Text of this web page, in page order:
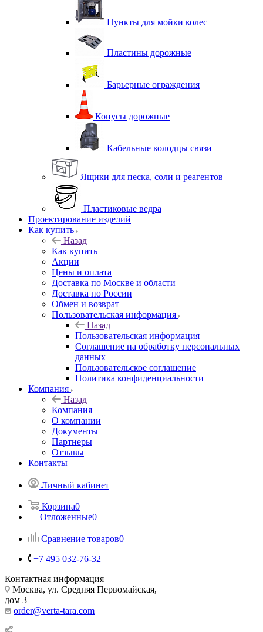
Пункты для мойки колес
Пластины дорожные
Барьерные ограждения
Конусы дорожные
Кабельные колодцы связи
Ящики для песка, соли и реагентов
Пластиковые ведра
Проектирование изделий
Как купить
Назад
Как купить
Акции
Цены и оплата
Доставка по Москве и области
Доставка по России
Обмен и возврат
Пользовательская информация
Назад
Пользовательская информация
Соглашение на обработку персональных
данных
Пользовательское соглашение
Политика конфиденциальности
Компания
Назад
Компания
О компании
Документы
Партнеры
Отзывы
Контакты
Личный кабинет
Корзина0
Отложенные0
Сравнение товаров0
+7 495 032-76-32
Контактная информация
Москва, ул. Средняя Первомайская,
дом 3
order@verta-tara.com